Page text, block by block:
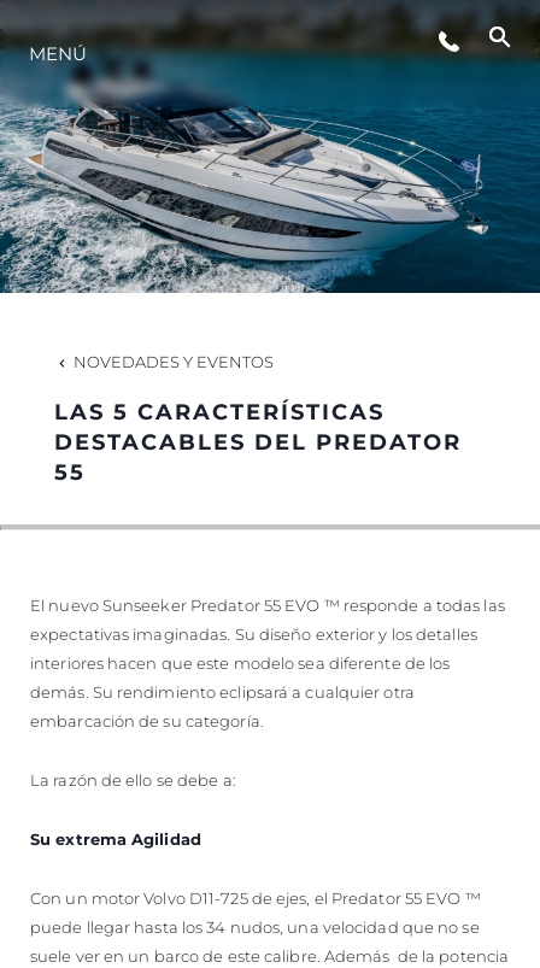
EVENTOS
ESTILO DE VIDA
INNOVACIÓN
EL EQUIPO
MENÚ
NOVEDADES Y EVENTOS
LAS 5 CARACTERÍSTICAS
DESTACABLES DEL PREDATOR
55
El nuevo Sunseeker Predator 55 EVO ™ responde a todas las
expectativas imaginadas. Su diseño exterior y los detalles
interiores hacen que este modelo sea diferente de los
demás. Su rendimiento eclipsará a cualquier otra
embarcación de su categoría.
La razón de ello se debe a:
Su extrema Agilidad
Con un motor Volvo D11-725 de ejes, el Predator 55 EVO ™
puede llegar hasta los 34 nudos, una velocidad que no se
suele ver en un barco de este calibre. Además de la potencia